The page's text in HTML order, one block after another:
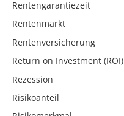
Rentengarantiezeit
Rentenmarkt
Rentenversicherung
Return on Investment (ROI)
Rezession
Risikoanteil